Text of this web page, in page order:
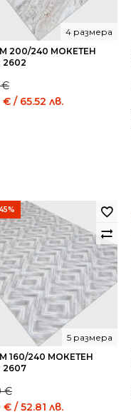
200/240 МОКЕТЕН
4 размера
€
€ / 65.52 лв.
160/240 МОКЕТЕН
5 размера
€
€ / 52.81 лв.